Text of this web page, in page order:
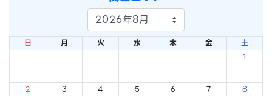
日 月 火 水 木 金
土
1
2 3 4 5 6 7 8